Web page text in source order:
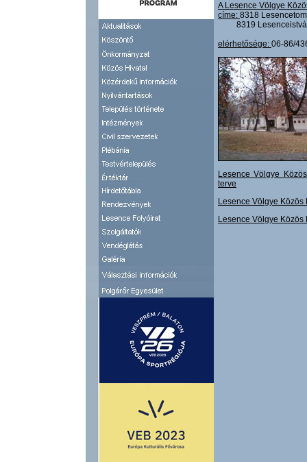
A Lesence Völgye
címe: 8318
8319
elérhetősége: 06-86/
Lesence Völgye
terve
Lesence Völgye
Lesence Völgye